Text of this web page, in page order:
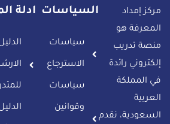
مركز إمداد
المعرفة هو
منصة تدريب
إلكتروني رائدة
في المملكة
العربية
السعودية، نقدم
السياسات
سياسات
الاسترجاع
سياسات
وقوانين
ادلة